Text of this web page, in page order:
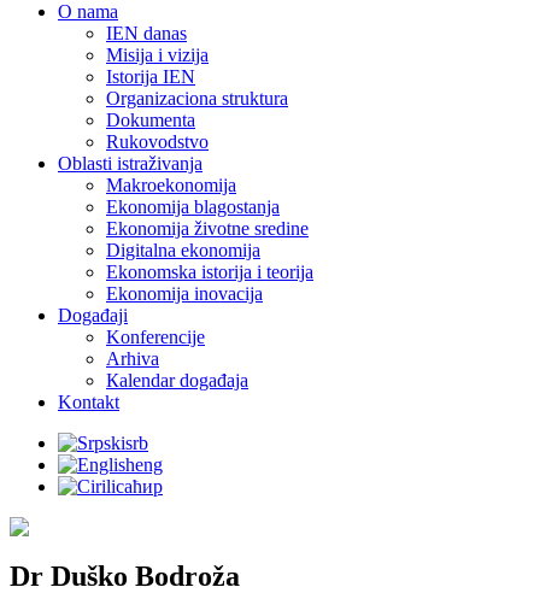
O nama
IEN danas
Misija i vizija
Istorija IEN
Organizaciona struktura
Dokumenta
Rukovodstvo
Oblasti istraživanja
Makroekonomija
Ekonomija blagostanja
Ekonomija životne sredine
Digitalna ekonomija
Ekonomska istorija i teorija
Ekonomija inovacija
Događaji
Konferencije
Arhiva
Кalendar događaja
Kontakt
srb
eng
ћир
Dr Duško Bodroža